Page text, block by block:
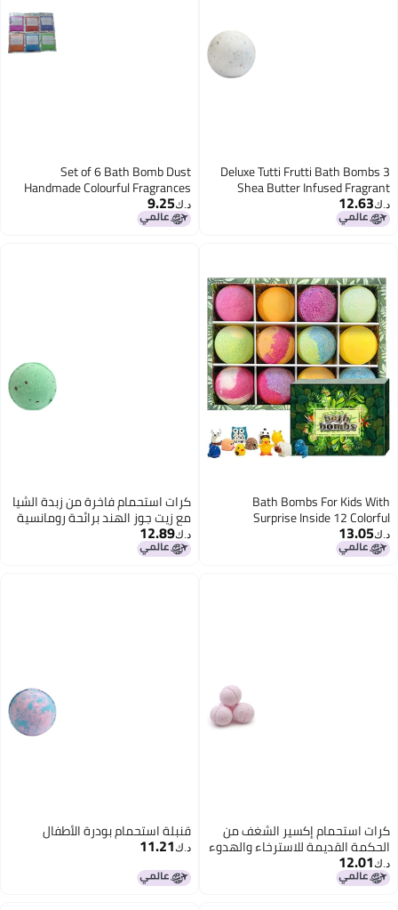
3 Deluxe Tutti Frutti
Shea Butter
DessertInspired
in UK for
Set of 6 Bath Bomb Dust
Handmade Colourful Fragrances
Lullaby Baby Summer Fruits Apple
Bonbon Fairy Snow Pink Fizz
Bath Bombs
Surprise
Dinosaur Bath
كرات استحمام فاخرة من زبدة الشيا
مع زيت جوز الهند برائحة رومانسية
لتغذية وترطيب البشرة تجربة
استحمام مهدئة عبوة من 3
إكسير الشغف من
للاسترخاء والهدوء
العطري مصنوعة
قنبلة استحمام بودرة الأطفال
د.ك‏11.21